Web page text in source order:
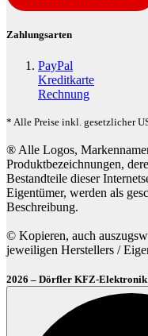
Zahlungsarten
PayPal
Kreditkarte
Rechnung
* Alle Preise inkl. gesetzlicher
® Alle Logos,
Produktbezeichnungen,
Bestandteile dieser
Eigentümer, werden als
Beschreibung.
© Kopieren, auch
jeweiligen Herstellers /
2026 – Dörfler KFZ-Elektronik